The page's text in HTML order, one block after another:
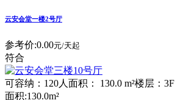
云安会堂一楼2号厅
参考价:0.00元/天起
符合
可容纳：120人 面积： 130.0 m²楼层：3F
面积:130.0m²